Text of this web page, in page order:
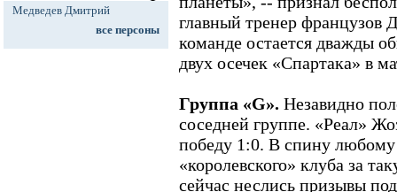
Медведев Дмитрий
все персоны
главный тренер французов
команде остается дважды
двух осечек «Спартака» в
Группа «G». Незавидно
соседней группе. «Реал»
победу 1:0. В спину любому
«королевского» клуба за
сейчас неслись призывы